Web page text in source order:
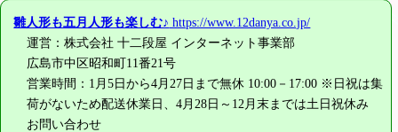
雛人形も五月人形も楽しむ♪ https://www.12danya.co.jp/
運営：株式会社 十二段屋 インターネット事業部
広島市中区昭和町11番21号
営業時間：1月5日から4月27日まで無休 10:00－17:00 ※日祝は集
荷がないため配送休業日、4月28日～12月末までは土日祝休み
お問い合わせ